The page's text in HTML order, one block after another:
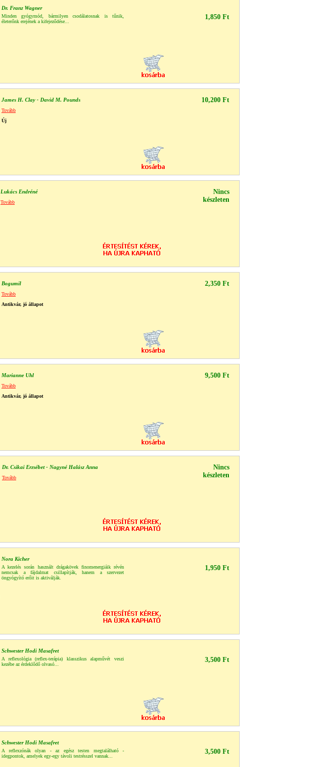
Dr. Franz Wagner
Minden gyógymód, bármilyen csodálatosnak is tűnik,
életerőnk erejének a kifejeződése...
1,850 Ft
James H. Clay - David M. Pounds 10,200 Ft
Tovább
Új
Lukács Endréné
Nincs
készleten
Tovább
Bogumil 2,350 Ft
Tovább
Antikvár, jó állapot
Marianne Uhl 9,500 Ft
Tovább
Antikvár, jó állapot
Dr. Csikai Erzsébet - Nagyné Halász Anna
Nincs
készleten
Tovább
Nora Kicher
A kezelés során használt drágakövek finomenergiáik révén
nemcsak a fájdalmat csillapítják, hanem a szervezet
öngyógyító erőit is aktiválják.
1,950 Ft
Schwester Hodi Masafret
A reflexológia (reflex-terápia) klasszikus alapművét veszi
kezébe az érdeklődő olvasó...
3,500 Ft
Schwester Hodi Masafret
A reflexzónák olyan - az egész testen megtalálható -
idegpontok, amelyek egy-egy távoli testrésszel vannak...
3,500 Ft